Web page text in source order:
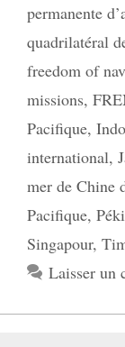
permanente
quadrilatéral
freedom of
missions,
Pacifique,
international,
mer de Chine
Pacifique,
Singapour,
Laisser un